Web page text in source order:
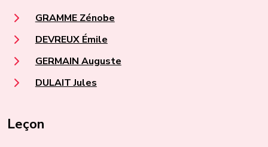
GRAMME Zénobe
DEVREUX Émile
GERMAIN Auguste
DULAIT Jules
Leçon